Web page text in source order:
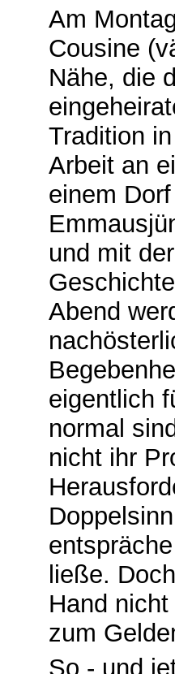
Am
Cousine
Nähe, die
Tradition
Arbeit an
einem
und mit
Abend
eigentlich
normal
nicht ihr
ließe.
Hand
zum
So - und